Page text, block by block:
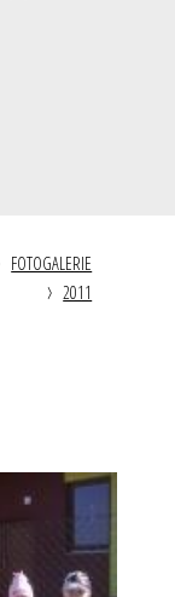
FOTOGALERIE
2011